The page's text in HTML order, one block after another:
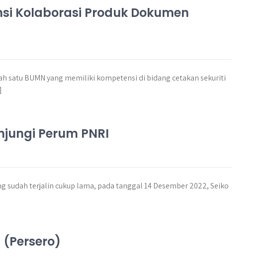
Kolaborasi Produk Dokumen
satu BUMN yang memiliki kompetensi di bidang cetakan sekuriti
Perum PNRI
terjalin cukup lama, pada tanggal 14 Desember 2022, Seiko